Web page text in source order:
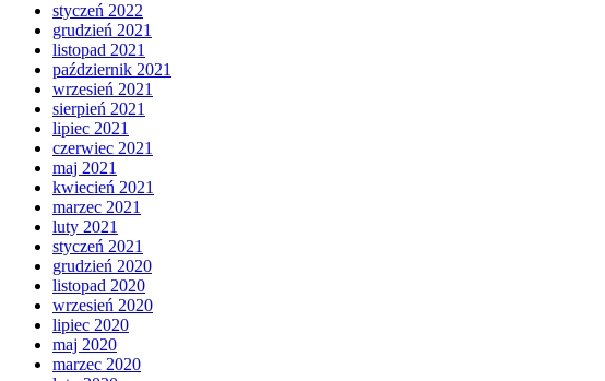
styczeń 2022
grudzień 2021
listopad 2021
październik 2021
wrzesień 2021
sierpień 2021
lipiec 2021
czerwiec 2021
maj 2021
kwiecień 2021
marzec 2021
luty 2021
styczeń 2021
grudzień 2020
listopad 2020
wrzesień 2020
lipiec 2020
maj 2020
marzec 2020